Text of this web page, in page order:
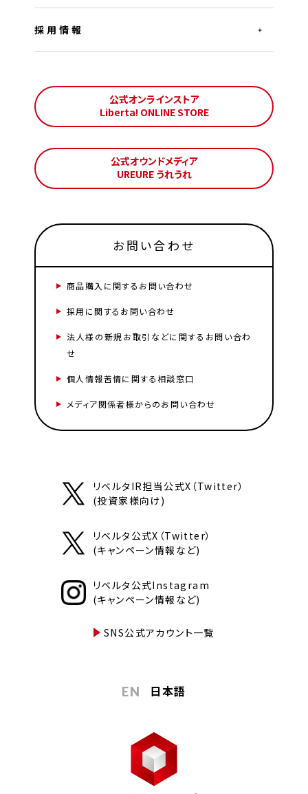
採用情報
公式オンラインストア
Liberta! ONLINE STORE
公式オウンドメディア
UREURE うれうれ
お問い合わせ
商品購入に関するお問い合わせ
採用に関するお問い合わせ
法人様の新規お取引などに関するお問い合わ
せ
個人情報苦情に関する相談窓口
メディア関係者様からのお問い合わせ
リベルタIR担当公式X（Twitter）
(投資家様向け)
リベルタ公式X（Twitter）
(キャンペーン情報など)
リベルタ公式Instagram
(キャンペーン情報など)
SNS公式アカウント一覧
EN 日本語